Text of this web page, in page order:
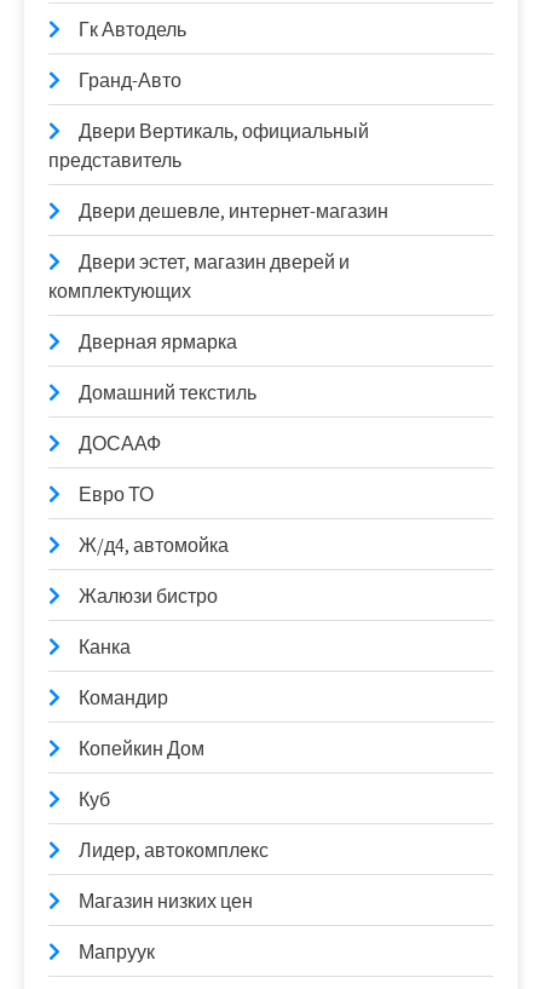
Гк Автодель
Гранд-Авто
Двери Вертикаль, официальный
представитель
Двери дешевле, интернет-магазин
Двери эстет, магазин дверей и
комплектующих
Дверная ярмарка
Домашний текстиль
ДОСААФ
Евро ТО
Ж/д4, автомойка
Жалюзи бистро
Канка
Командир
Копейкин Дом
Куб
Лидер, автокомплекс
Магазин низких цен
Мапруук